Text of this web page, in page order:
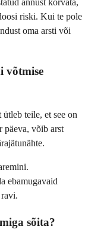
riski. Kui te pole
oma arsti või
võtmise
teile, et see on
päeva, võib arst
ebamugavaid
sõita?